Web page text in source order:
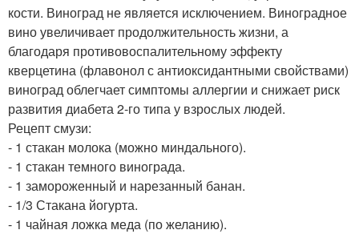
кости. Виноград не является исключением. Виноградное
вино увеличивает продолжительность жизни, а
благодаря противовоспалительному эффекту
кверцетина (флавонол с антиоксидантными свойствами)
виноград облегчает симптомы аллергии и снижает риск
развития диабета 2-го типа у взрослых людей.
Рецепт смузи:
- 1 стакан молока (можно миндального).
- 1 стакан темного винограда.
- 1 замороженный и нарезанный банан.
- 1/3 Стакана йогурта.
- 1 чайная ложка меда (по желанию).